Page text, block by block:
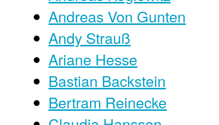
Andreas Von Gunten
Andy Strauß
Ariane Hesse
Bastian Backstein
Bertram Reinecke